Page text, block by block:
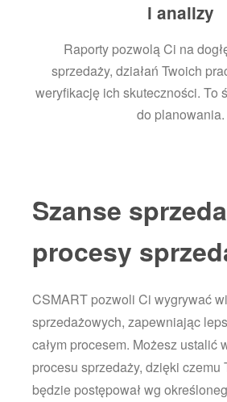
i analizy
Raporty pozwolą Ci na
sprzedaży, działań Twoich
weryfikację ich skuteczności. To
do planowania.
Szanse
procesy
CSMART pozwoli Ci wygrywać
sprzedażowych, zapewniając
całym procesem. Możesz ustalić
procesu sprzedaży, dzięki czemu
będzie postępował wg